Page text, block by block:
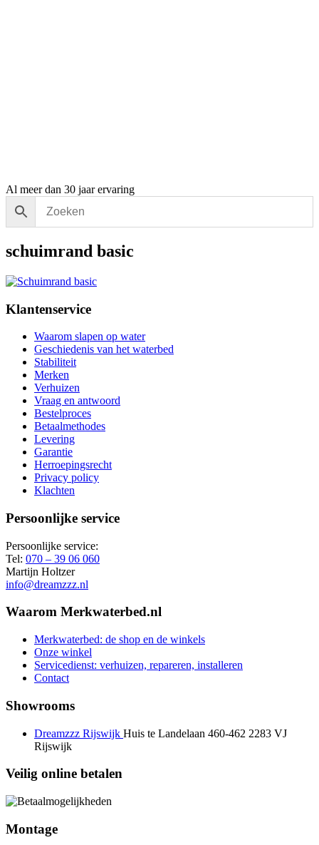
Al meer dan 30 jaar ervaring
schuimrand basic
Klantenservice
Waarom slapen op water
Geschiedenis van het waterbed
Stabiliteit
Merken
Verhuizen
Vraag en antwoord
Bestelproces
Betaalmethodes
Levering
Garantie
Herroepingsrecht
Privacy policy
Klachten
Persoonlijke service
Persoonlijke service:
Tel: 070 – 39 06 060
Martijn Holtzer
info@dreamzzz.nl
Waarom Merkwaterbed.nl
Merkwaterbed: de shop en de winkels
Onze winkel
Servicedienst: verhuizen, repareren, installeren
Contact
Showrooms
Dreamzzz Rijswijk Huis te Landelaan 460-462 2283 VJ
Rijswijk
Veilig online betalen
Montage